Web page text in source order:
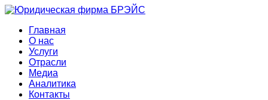
Главная
О нас
Услуги
Отрасли
Медиа
Аналитика
Контакты